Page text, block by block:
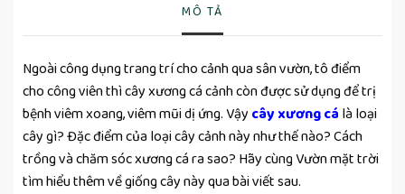
MÔ TẢ
Ngoài công dụng trang trí cho cảnh qua sân vườn, tô điểm
cho công viên thì cây xương cá cảnh còn được sử dụng để trị
bệnh viêm xoang, viêm mũi dị ứng. Vậy cây xương cá là loại
cây gì? Đặc điểm của loại cây cảnh này như thế nào? Cách
trồng và chăm sóc xương cá ra sao? Hãy cùng Vườn mặt trời
tìm hiểu thêm về giống cây này qua bài viết sau.